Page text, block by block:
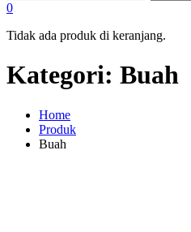
0
Tidak ada produk di keranjang.
Kategori: Buah
Home
Produk
Buah